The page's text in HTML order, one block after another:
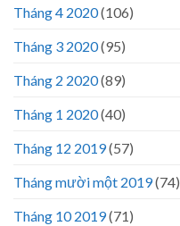
Tháng 4 2020(106)
Tháng 3 2020(95)
Tháng 2 2020(89)
Tháng 1 2020(40)
Tháng 12 2019(57)
Tháng mười một 2019(74)
Tháng 10 2019(71)